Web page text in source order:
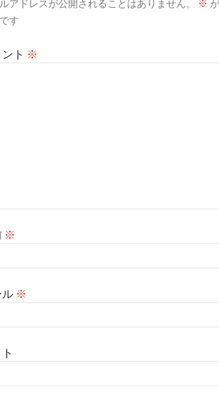
アドレスが公開されることはありません。 ※
す
ト ※
※
ル ※